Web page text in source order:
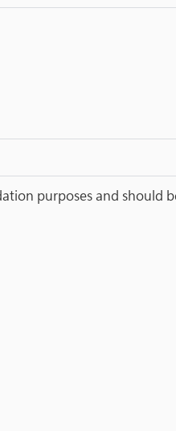
purposes and should